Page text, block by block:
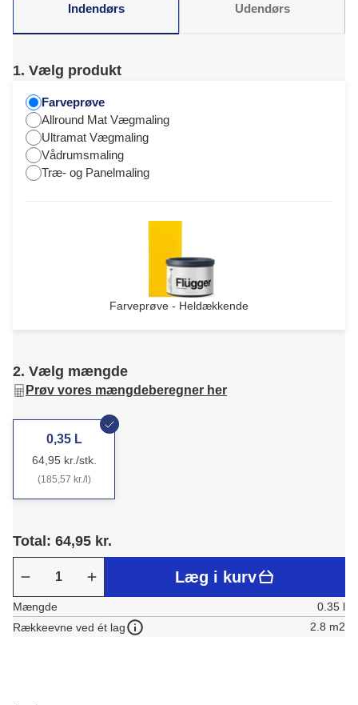
Indendørs Udendørs
1. Vælg produkt
Farveprøve
Allround Mat Vægmaling
Ultramat Vægmaling
Vådrumsmaling
Træ- og Panelmaling
Farveprøve - Heldækkende
2. Vælg mængde
Prøv vores mængdeberegner her
0,35 L
64,95 kr./stk.
(185,57 kr./l)
Total: 64,95 kr.
Læg i kurv
Mængde
0.35 l
Rækkeevne ved ét lag
2.8 m2